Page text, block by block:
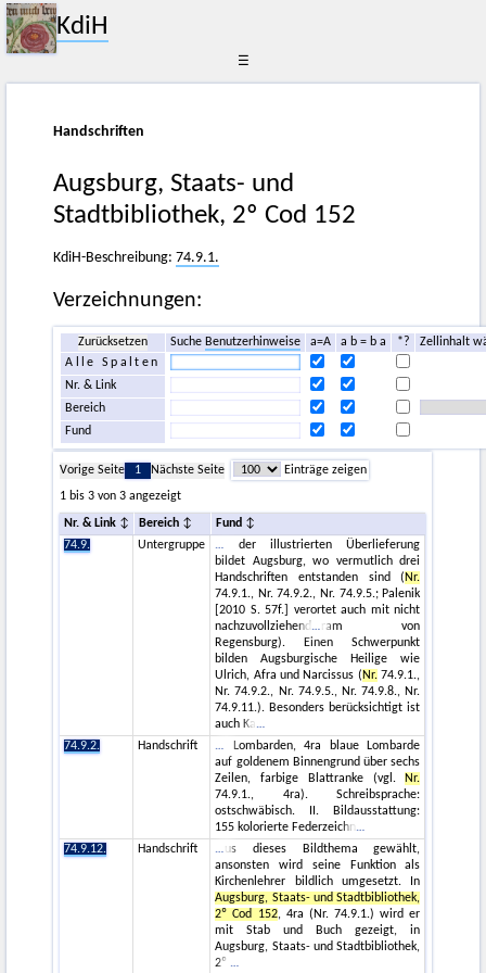
KdiH
☰
Handschriften
Augsburg, Staats- und
Stadtbibliothek, 2º Cod 152
KdiH-Beschreibung:74.9.1.
Verzeichnungen:
Zurücksetzen Suche Benutzerhinweise a=A a b = b a *?
Zellinhalt
Alle Spalten
Nr. & Link
Bereich
Fund
Vorige Seite 1 Nächste Seite
Einträge zeigen
1 bis 3 von 3 angezeigt
Nr. & Link Bereich
Fund
74.9.
Untergruppe
der illustrierten Überlieferung
bildet Augsburg, wo vermutlich drei
Handschriften entstanden sind (Nr.
74.9.1., Nr. 74.9.2., Nr. 74.9.5.; Palenik
[2010 S. 57f.] verortet auch mit nicht
nachzuvollziehend
ram von
Regensburg). Einen Schwerpunkt
bilden Augsburgische Heilige wie
Ulrich, Afra und Narcissus (Nr.74.9.1.,
Nr. 74.9.2., Nr. 74.9.5., Nr. 74.9.8., Nr.
74.9.11.). Besonders berücksichtigt ist
auch Ka
74.9.2.
Handschrift
Lombarden, 4ra blaue Lombarde
auf goldenem Binnengrund über sechs
Zeilen, farbige Blattranke (vgl. Nr.
74.9.1., 4ra). Schreibsprache:
ostschwäbisch. II. Bildausstattung:
155 kolorierte Federzeichn
74.9.12.
Handschrift
us dieses Bildthema gewählt,
ansonsten wird seine Funktion als
Kirchenlehrer bildlich umgesetzt. In
Augsburg, Staats- und Stadtbibliothek,
2º Cod 152, 4ra (Nr. 74.9.1.) wird er
mit Stab und Buch gezeigt, in
Augsburg, Staats- und Stadtbibliothek,
2º